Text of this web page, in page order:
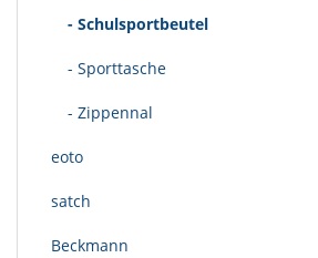
- Schulsportbeutel
- Sporttasche
- Zippennal
eoto
satch
Beckmann